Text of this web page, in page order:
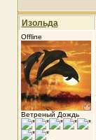
Изольда
Offline
Ветреный Дождь